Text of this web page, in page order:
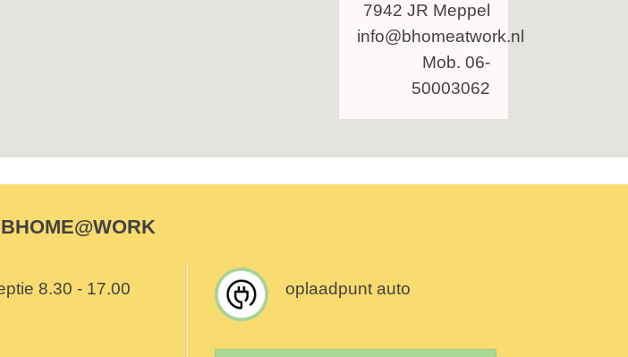
7942 JR Meppel
info@bhomeatwork.nl
Mob. 06-
50003062
8.30 - 17.00 oplaadpunt auto